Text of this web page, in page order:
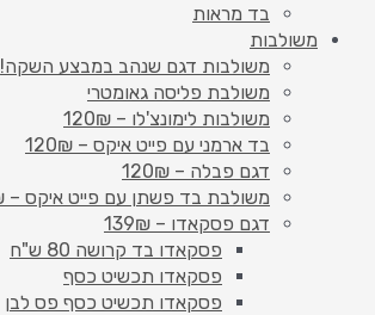
בד מראות
משולבות
משולבות דגם שנהב במבצע השקה!
משולבת פליסה גאומטרי
משולבות לימונצ'לו – 120₪
בד ארמני עם פייט איקס – 120₪
דגם פבלה – 120₪
משולבת בד פשתן עם פייט איקס – 120₪
דגם פסקאדו – 139₪
פסקאדו בד קרושה 80 ש"ח
פסקאדו תכשיט כסף
פסקאדו תכשיט כסף פס לבן